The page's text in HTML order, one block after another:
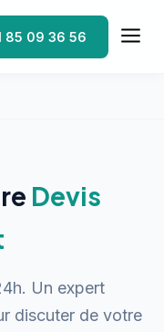
85 09 36 56
Devis
Un expert
discuter de votre